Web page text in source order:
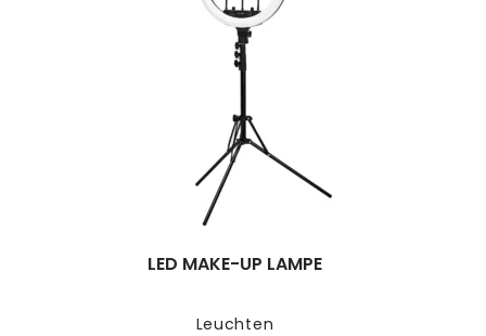
Leuchten
LED MAKE-UP LAMPE